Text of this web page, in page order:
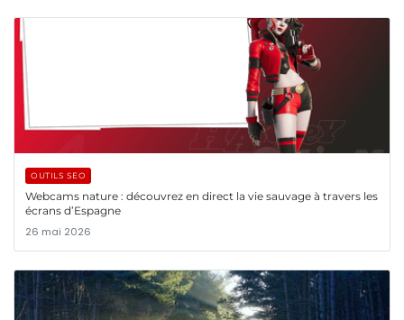
OUTILS SEO
Webcams nature : découvrez en direct la vie sauvage à travers les
écrans d’Espagne
26 mai 2026